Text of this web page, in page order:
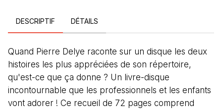
DESCRIPTIF DÉTAILS
Quand Pierre Delye raconte sur un disque les deux
histoires les plus appréciées de son répertoire,
qu'est-ce que ça donne ? Un livre-disque
incontournable que les professionnels et les enfants
vont adorer ! Ce recueil de 72 pages comprend